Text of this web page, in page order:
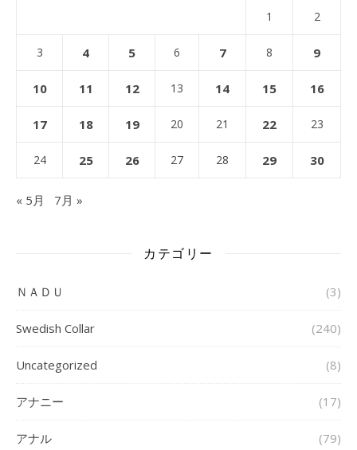
1 2
3 4 5 6 7 8 9
10 11 12 13 14 15 16
17 18 19 20 21 22 23
24 25 26 27 28 29 30
« 5月 7月 »
カテゴリー
ＮＡＤＵ (3)
Swedish Collar (240)
Uncategorized (8)
アナニー (17)
アナル (79)